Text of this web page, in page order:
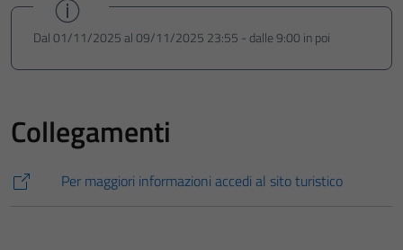
Dal 01/11/2025 al 09/11/2025 23:55 - dalle 9:00 in poi
Collegamenti
Per maggiori informazioni accedi al sito turistico